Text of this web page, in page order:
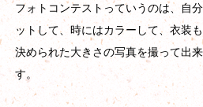
フォトコンテストっていうのは、自
ットして、時にはカラーして、衣装
決められた大きさの写真を撮って出
す。